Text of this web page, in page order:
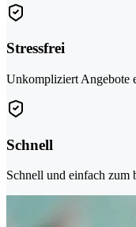
Stressfrei
Unkompliziert Angebote
Schnell
Schnell und einfach zum